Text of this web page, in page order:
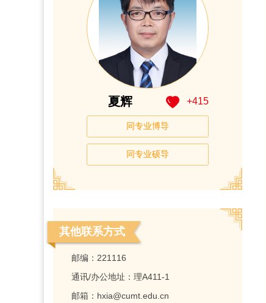
夏辉 +415
同专业博导
同专业硕导
其他联系方式
邮编： 221116
通讯/办公地址： 理A411-1
邮箱： hxia@cumt.edu.cn